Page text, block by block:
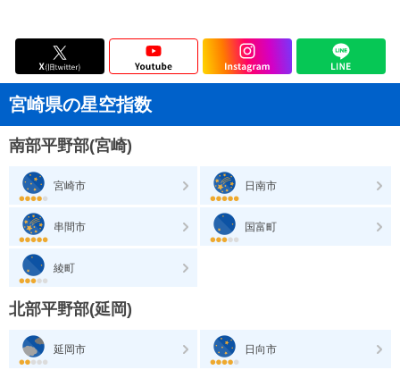
宮崎県の星空指数
南部平野部(宮崎)
宮崎市 日南市
串間市 国富町
綾町
北部平野部(延岡)
延岡市 日向市